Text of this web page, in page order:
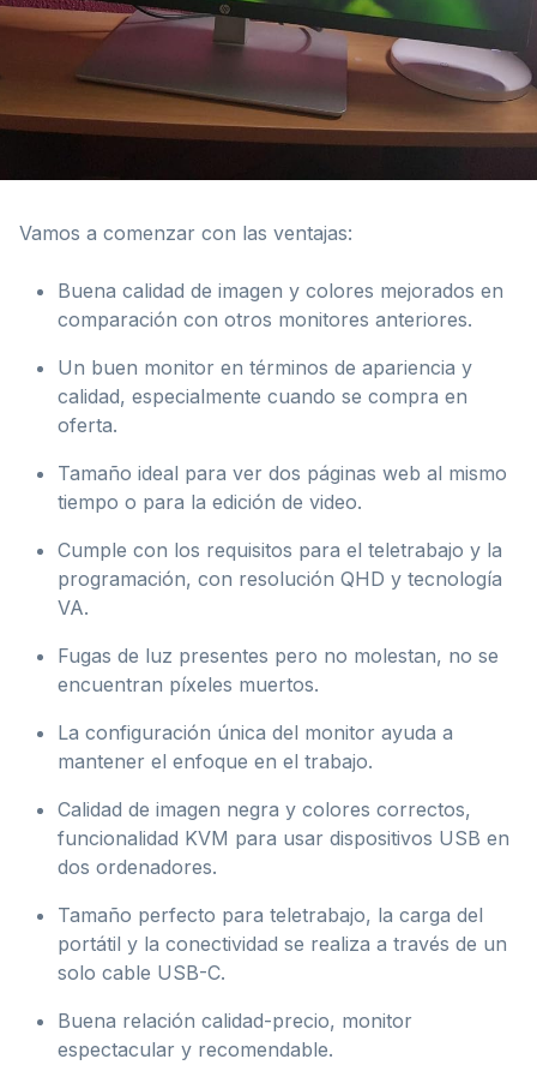
Vamos a comenzar con las ventajas:
Buena calidad de imagen y colores mejorados en
comparación con otros monitores anteriores.
Un buen monitor en términos de apariencia y
calidad, especialmente cuando se compra en
oferta.
Tamaño ideal para ver dos páginas web al mismo
tiempo o para la edición de video.
Cumple con los requisitos para el teletrabajo y la
programación, con resolución QHD y tecnología
VA.
Fugas de luz presentes pero no molestan, no se
encuentran píxeles muertos.
La configuración única del monitor ayuda a
mantener el enfoque en el trabajo.
Calidad de imagen negra y colores correctos,
funcionalidad KVM para usar dispositivos USB en
dos ordenadores.
Tamaño perfecto para teletrabajo, la carga del
portátil y la conectividad se realiza a través de un
solo cable USB-C.
Buena relación calidad-precio, monitor
espectacular y recomendable.